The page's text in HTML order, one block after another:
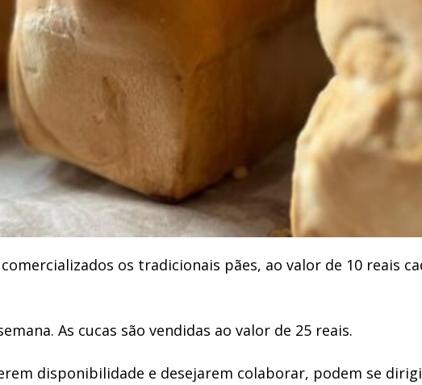
os tradicionais pães, ao valor de 10 reais
As cucas são vendidas ao valor de 25 reais.
disponibilidade e desejarem colaborar, podem se